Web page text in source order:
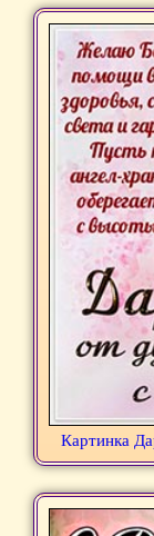
Картинка